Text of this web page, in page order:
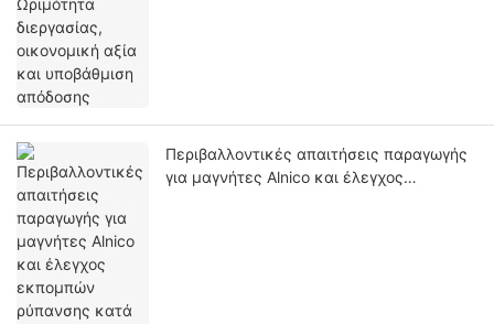
Περιβαλλοντικές απαιτήσεις παραγωγής
για μαγνήτες Alnico και έλεγχος